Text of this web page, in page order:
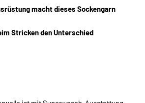
macht dieses Sockengarn
Stricken den Unterschied